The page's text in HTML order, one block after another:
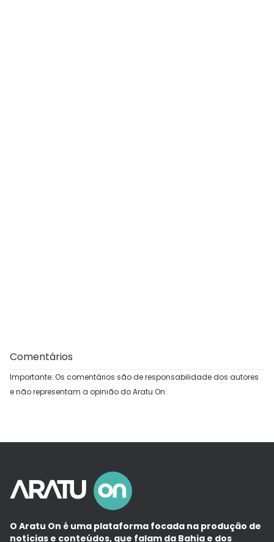
Comentários
Importante: Os comentários são de responsabilidade dos autores
e não representam a opinião do Aratu On.
O Aratu On é uma plataforma focada na produção de
notícias e conteúdos, que falam da Bahia e dos